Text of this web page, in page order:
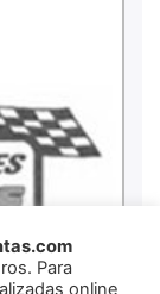
Para
online